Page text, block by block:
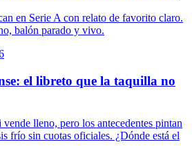
en Serie A con relato de favorito claro.
balón parado y vivo.
el libreto que la taquilla no
lleno, pero los antecedentes pintan
frío sin cuotas oficiales. ¿Dónde está el